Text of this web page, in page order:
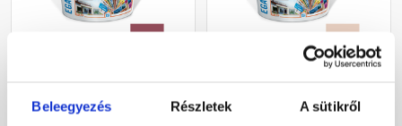
Beleegyezés Részletek A sütikről
színfelújító
színfelújító